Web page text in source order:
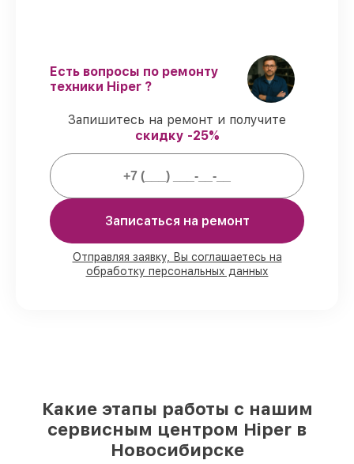
работы выполняются в оговоренные
сроки.
Сервис с гарантией
– сервис
проводится с соблюдением гарантийных
обязательств.
Что мы гарантируем при сервисе
электросамокатов:
работ выполняем при клиенте
90%комплектующих готовы к
установке, остальные доступны в
кратчайшие сроки
заказчиками:
Есть вопросы по ремонту
техники Hiper ?
Запишитесь на ремонт и получите
скидку -25%
Записаться на ремонт
Отправляя заявку, Вы соглашаетесь на
обработку персональных данных
Какие этапы работы с нашим
сервисным центром Hiper в
Новосибирске